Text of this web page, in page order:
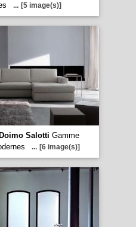
... [5 image(s)]
Salotti Gamme
... [6 image(s)]